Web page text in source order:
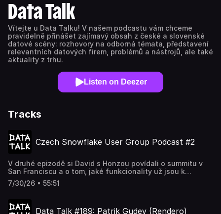
Data Talk
Vítejte u Data Talku! V našem podcastu vám chceme
pravidelně přinášet zajímavý obsah z české a slovenské
datové scény: rozhovory na odborná témata, představení
relevantních datových firem, problémů a nástrojů, ale také
aktuality z trhu.
Listen on Deezer
Tracks
Czech Snowflake User Group Podcast #2
V druhé epizodě si David s Honzou povídali o summitu v
San Franciscu a o tom, jaké funkcionality už jsou k
dispozici a na jaké se můžeme těšit.Key Snowflake
Summit 2026 Announcements:
landed-key-snowflake-summit-2026-announcements-
ad4578e62a72Snowflake Summit 2026:
7/30/26 • 55:51
Data Talk #189: Patrik Gudev (Rendero)